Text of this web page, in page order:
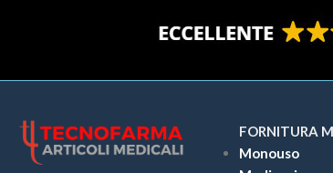
FORNITURA
Monouso